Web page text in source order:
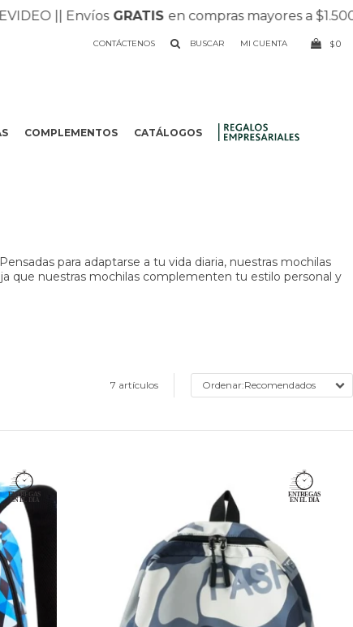
|| EnvíosGRATISen compras mayores a $1.500 ||
COMPLEMENTOS CATÁLOGOS
CONTÁCTENOS $0
para adaptarse a tu vida diaria, nuestras mochilas
que nuestras mochilas complementen tu estilo personal y
7 artículos Recomendados